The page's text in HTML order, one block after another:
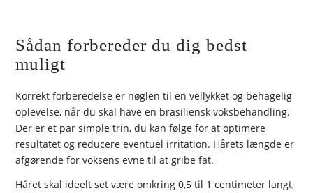
Sådan forbereder du dig bedst
muligt
Korrekt forberedelse er nøglen til en vellykket og behagelig
oplevelse, når du skal have en brasiliensk voksbehandling.
Der er et par simple trin, du kan følge for at optimere
resultatet og reducere eventuel irritation. Hårets længde er
afgørende for voksens evne til at gribe fat.
Håret skal ideelt set være omkring 0,5 til 1 centimeter langt,